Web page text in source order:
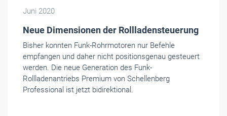
Juni 2020
Neue Dimensionen der Rollladensteuerung
Bisher konnten Funk-Rohrmotoren nur Befehle
empfangen und daher nicht positionsgenau gesteuert
werden. Die neue Generation des Funk-
Rollladenantriebs Premium von Schellenberg
Professional ist jetzt bidirektional.